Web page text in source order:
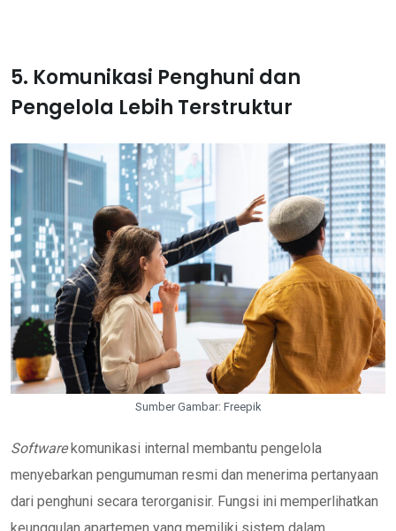
5. Komunikasi Penghuni dan
Pengelola Lebih Terstruktur
Sumber Gambar: Freepik
Softwarekomunikasi internal membantu pengelola
menyebarkan pengumuman resmi dan menerima pertanyaan
dari penghuni secara terorganisir. Fungsi ini memperlihatkan